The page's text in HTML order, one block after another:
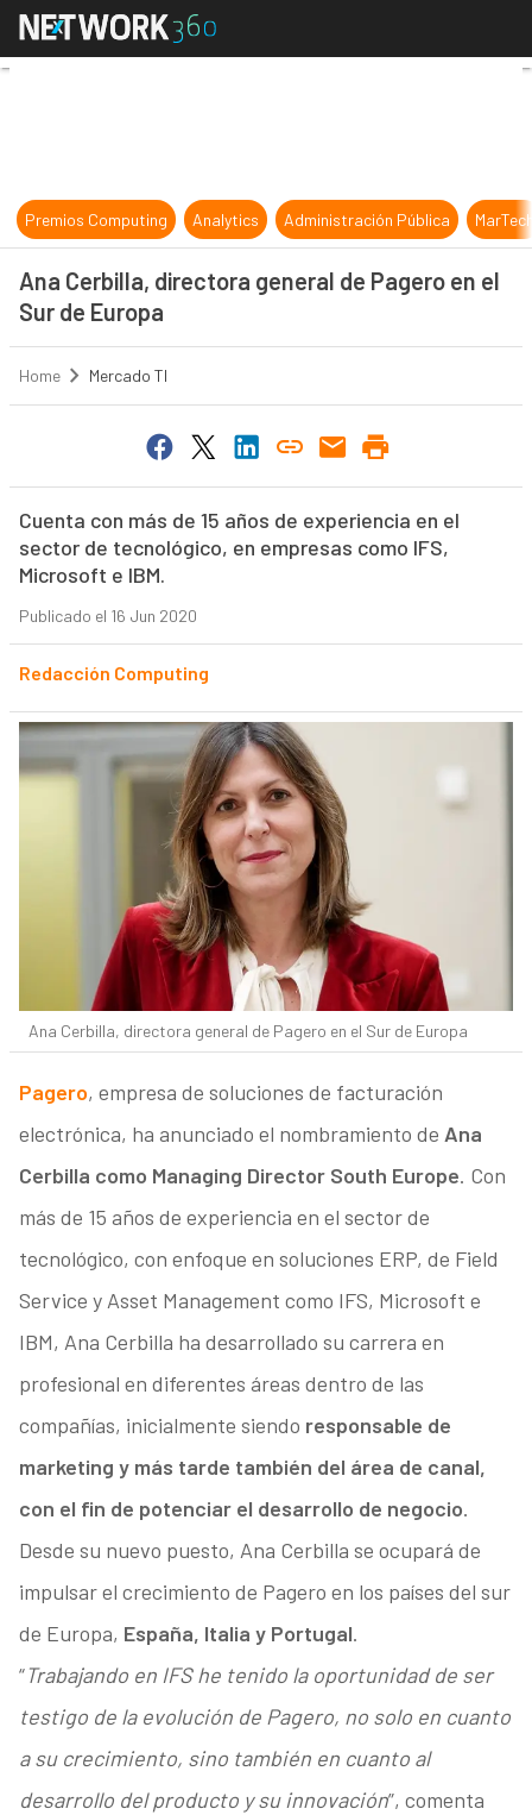
Ana Cerbilla, directora general de
Premios Computing Analytics Administración Pública
Ana Cerbilla, directora general de Pagero en el
Sur de Europa
Home Mercado TI
Cuenta con más de 15 años de experiencia en el
sector de tecnológico, en empresas como IFS,
Microsoft e IBM.
Publicado el 16 Jun 2020
Redacción Computing
Ana Cerbilla, directora general de Pagero en el Sur de Europa
Pagero, empresa de soluciones de facturación
electrónica, ha anunciado el nombramiento de Ana
Cerbilla como Managing Director South Europe. Con
más de 15 años de experiencia en el sector de
tecnológico, con enfoque en soluciones ERP, de Field
Service y Asset Management como IFS, Microsoft e
IBM, Ana Cerbilla ha desarrollado su carrera en
profesional en diferentes áreas dentro de las
compañías, inicialmente siendo responsable de
marketing y más tarde también del área de canal,
con el fin de potenciar el desarrollo de negocio.
Desde su nuevo puesto, Ana Cerbilla se ocupará de
impulsar el crecimiento de Pagero en los países del sur
de Europa, España, Italia y Portugal.
“Trabajando en IFS he tenido la oportunidad de ser
testigo de la evolución de Pagero, no solo en cuanto
a su crecimiento, sino también en cuanto al
desarrollo del producto y su innovación”, comenta